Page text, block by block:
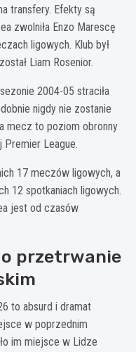
transfery. Efekty są
zwolniła Enzo Marescę
ligowych. Klub był
Liam Rosenior.
2004-05 straciła
nigdy nie zostanie
mecz to poziom obronny
League.
17 meczów ligowych, a
12 spotkaniach ligowych.
jest od czasów
przetrwanie
to absurd i dramat
w poprzednim
im miejsce w Lidze